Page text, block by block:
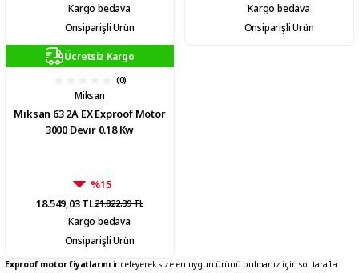
Kargo bedava
Önsiparişli Ürün
Kargo bedava
Önsiparişli Ürün
Ücretsiz Kargo
(0)
Miksan
Miksan 63 2A EX Exproof Motor
3000 Devir 0.18 Kw
%15
18.549,03 TL21.822,39 TL
Kargo bedava
Önsiparişli Ürün
Exproof motor fiyatlarınıinceleyerek size en uygun ürünü bulmanız için sol tarafta